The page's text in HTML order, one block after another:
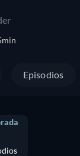
Episodios